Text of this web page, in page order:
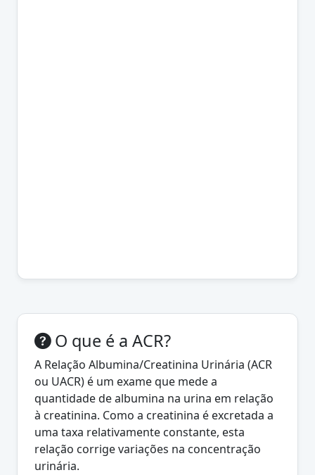
O que é a ACR?
A Relação Albumina/Creatinina Urinária (ACR
ou UACR) é um exame que mede a
quantidade de albumina na urina em relação
à creatinina. Como a creatinina é excretada a
uma taxa relativamente constante, esta
relação corrige variações na concentração
urinária.